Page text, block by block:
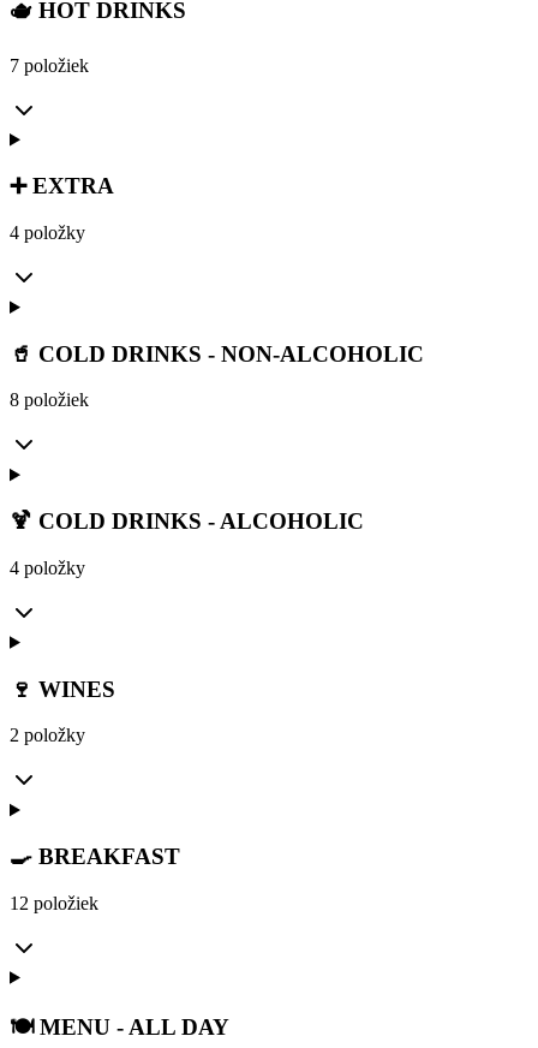
🫖 HOT DRINKS
7 položiek
➕ EXTRA
4 položky
🥤 COLD DRINKS - NON-ALCOHOLIC
8 položiek
🍹 COLD DRINKS - ALCOHOLIC
4 položky
🍷 WINES
2 položky
🍳 BREAKFAST
12 položiek
🍽️ MENU - ALL DAY